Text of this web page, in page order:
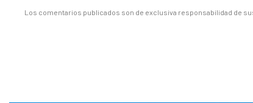
Los comentarios publicados son de exclusiva responsabilidad de